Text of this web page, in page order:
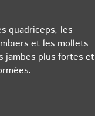
quadriceps, les
et les mollets
jambes plus fortes et